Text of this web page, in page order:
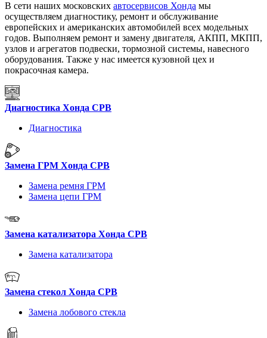
В сети наших московских автосервисов Хонда мы
осуществляем диагностику, ремонт и обслуживание
европейских и американских автомобилей всех модельных
годов. Выполняем ремонт и замену двигателя, АКПП, МКПП,
узлов и агрегатов подвески, тормозной системы, навесного
оборудования. Также у нас имеется кузовной цех и
покрасочная камера.
Диагностика Хонда СРВ
Диагностика
Замена ГРМ Хонда СРВ
Замена ремня ГРМ
Замена цепи ГРМ
Замена катализатора Хонда СРВ
Замена катализатора
Замена стекол Хонда СРВ
Замена лобового стекла